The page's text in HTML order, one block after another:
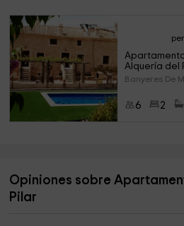
Apartamento
Alquería del
Banyeres De
6 2
Opiniones sobre
Pilar